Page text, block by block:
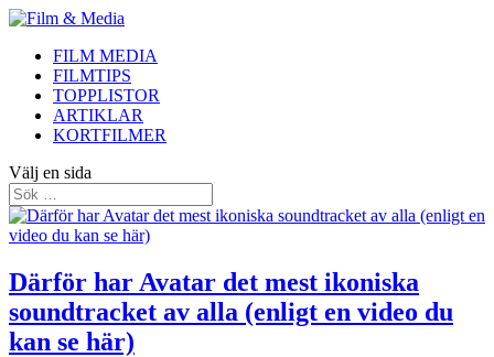
FILM MEDIA
FILMTIPS
TOPPLISTOR
ARTIKLAR
KORTFILMER
Välj en sida
Därför har Avatar det mest ikoniska
soundtracket av alla (enligt en video du
kan se här)